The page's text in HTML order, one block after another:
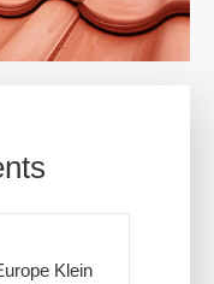
Klein